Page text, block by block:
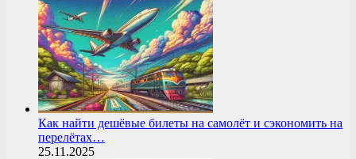
Как найти дешёвые билеты на самолёт и сэкономить на
перелётах…
25.11.2025